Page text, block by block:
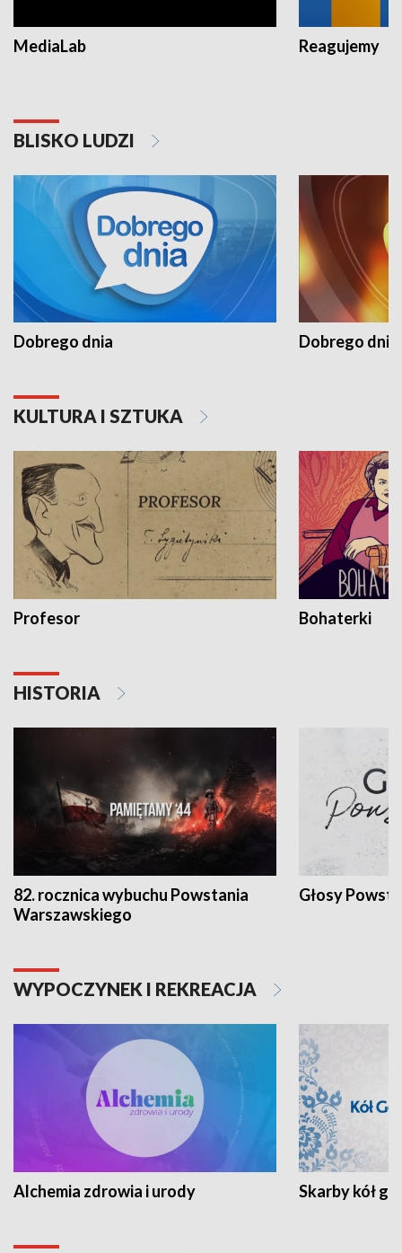
MediaLab Reagujemy
BLISKO LUDZI
Dobrego dnia Dobrego dnia
KULTURA I SZTUKA
Profesor Bohaterki
HISTORIA
82. rocznica wybuchu Powstania
Warszawskiego
Głosy
WYPOCZYNEK I REKREACJA
Alchemia zdrowia i urody Skarby kół